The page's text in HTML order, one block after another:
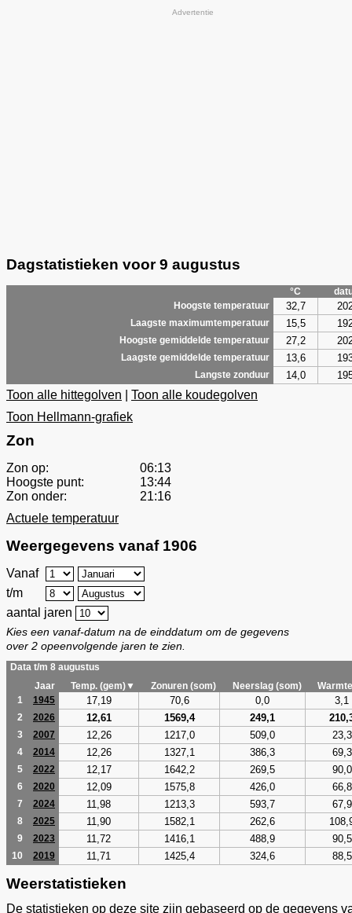
Advertentie
Dagstatistieken voor 9 augustus
°C
Hoogste temperatuur
32,7
Laagste maximumtemperatuur 15,5
Hoogste gemiddelde temperatuur 27,2
Laagste gemiddelde temperatuur 13,6
Langste zonduur 14,0
Toon alle hittegolven
Toon alle koudegolven
Toon Hellmann-grafiek
Zon
Zon op:
06:13
Hoogste punt:
13:44
Zon onder:
21:16
Actuele temperatuur
Weergegevens vanaf 1906
Vanaf
t/m
aantal jaren
Kies een vanaf-datum na de einddatum om de gegevens
over 2 opeenvolgende jaren te zien.
Data t/m 8 augustus
Jaar
Temp. (gem)▼ Zonuren (som) Neerslag (som)
1
1945 17,19 70,6 0,0 3,1
2 2026 12,61 1569,4 249,1
3 2007 12,26 1217,0 509,0 23,3
4 2014 12,26 1327,1 386,3 69,3
5 2022 12,17 1642,2 269,5 90,0
6 2020 12,09 1575,8 426,0 66,8
7 2024 11,98 1213,3 593,7 67,9
8 2025 11,90 1582,1 262,6
9 2023 11,72 1416,1 488,9 90,5
10 2019 11,71 1425,4 324,6 88,5
Weerstatistieken
De statistieken op deze site zijn gebaseerd op de gegevens